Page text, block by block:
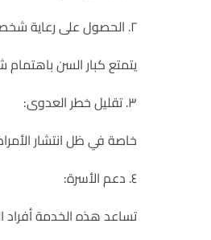
٢. الحصول على رعاية شخصية:
يتمتع كبار السن
٣. تقليل خطر العدوى:
خاصة في ظل انتشار
٤. دعم الأسرة:
تساعد هذه الخدمة أفراد